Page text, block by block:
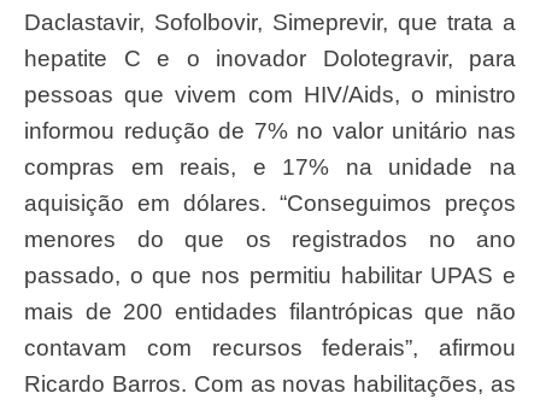
Daclastavir, Sofolbovir, Simeprevir, que trata a
hepatite C e o inovador Dolotegravir, para
pessoas que vivem com HIV/Aids, o ministro
informou redução de 7% no valor unitário nas
compras em reais, e 17% na unidade na
aquisição em dólares. “Conseguimos preços
menores do que os registrados no ano
passado, o que nos permitiu habilitar UPAS e
mais de 200 entidades filantrópicas que não
contavam com recursos federais”, afirmou
Ricardo Barros. Com as novas habilitações, as